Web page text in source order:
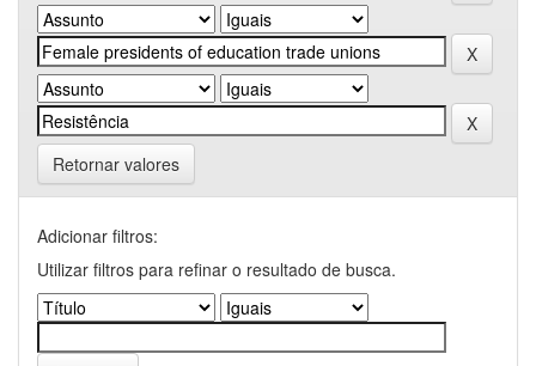
Retornar valores
Adicionar filtros:
Utilizar filtros para refinar o resultado de busca.